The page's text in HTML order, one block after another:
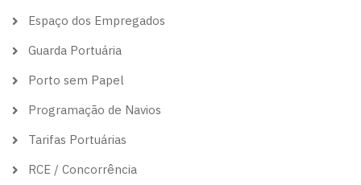
Espaço dos Empregados
Guarda Portuária
Porto sem Papel
Programação de Navios
Tarifas Portuárias
RCE / Concorrência